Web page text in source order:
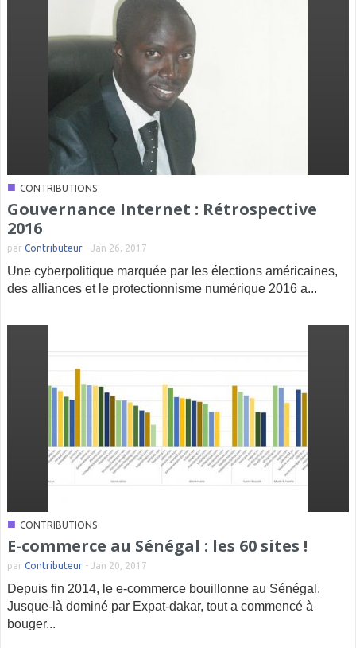
■ CONTRIBUTIONS
Gouvernance Internet : Rétrospective
2016
par Contributeur - Jan 26, 2017
Une cyberpolitique marquée par les élections américaines,
des alliances et le protectionnisme numérique 2016 a...
■ CONTRIBUTIONS
E-commerce au Sénégal : les 60 sites !
par Contributeur - Jan 20, 2017
Depuis fin 2014, le e-commerce bouillonne au Sénégal.
Jusque-là dominé par Expat-dakar, tout a commencé à
bouger...